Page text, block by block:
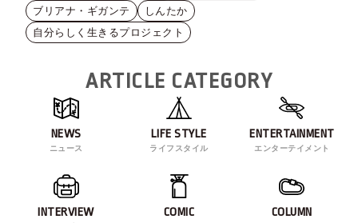
ブリアナ・ギガンテ
しんたか
自分らしく生きるプロジェクト
ARTICLE CATEGORY
NEWS
ニュース
LIFE STYLE
ライフスタイル
ENTERTAINMENT
エンターテイメント
INTERVIEW COMIC COLUMN